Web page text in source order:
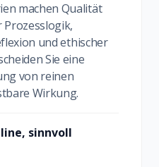
machen Qualität
und ethischer
Sie eine
von reinen
Wirkung.
sinnvoll